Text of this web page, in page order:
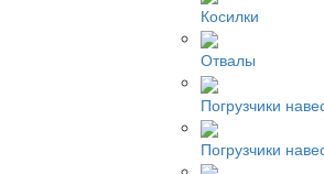
Косилки
Отвалы
Погрузчики
Погрузчики